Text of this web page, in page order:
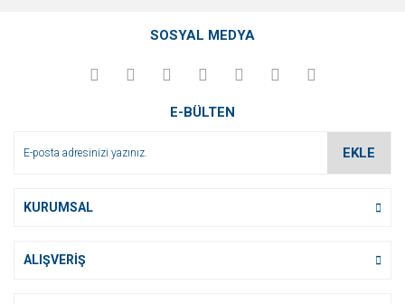
Ürün bilgilerinde hatalar bulunuyor.
SOSYAL MEDYA
E-BÜLTEN
EKLE
KURUMSAL
ALIŞVERİŞ